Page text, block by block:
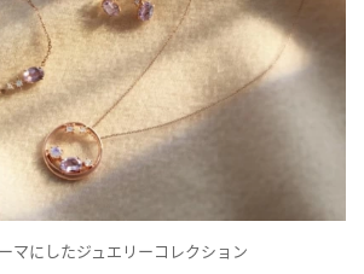
マにしたジュエリーコレクション